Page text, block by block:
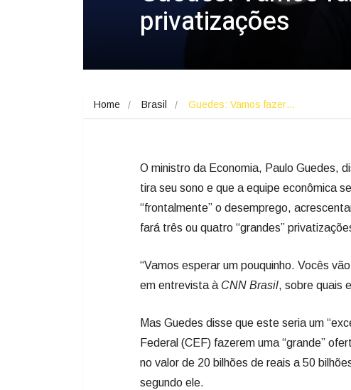
privatizações
Home Brasil Guedes: Vamos fazer…
O ministro da Economia, Paulo Guedes,
tira seu sono e que a equipe econômica
“frontalmente” o desemprego,
fará três ou quatro “grandes”
“Vamos esperar um pouquinho. Vocês
em entrevista à CNN Brasil, sobre quais
Mas Guedes disse que este seria um
Federal (CEF) fazerem uma “grande”
no valor de 20 bilhões de reais a 50
segundo ele.